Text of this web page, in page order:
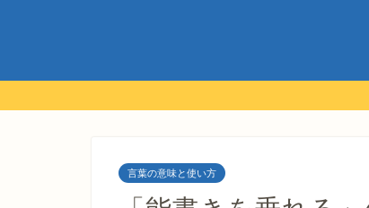
言葉の意味と使い方